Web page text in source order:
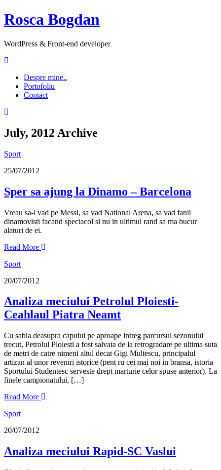
Rosca Bogdan
WordPress & Front-end developer
Despre mine..
Portofoliu
Contact
July, 2012 Archive
Sport
25/07/2012
Sper sa ajung la Dinamo – Barcelona
Vreau sa-l vad pe Messi, sa vad National Arena, sa vad fanii
dinamovisti facand spectacol si nu in ultimul rand sa ma bucur
alaturi de ei.
Read More
Sport
20/07/2012
Analiza meciului Petrolul Ploiesti-
Ceahlaul Piatra Neamt
Cu sabia deasupra capului pe aproape intreg parcursul sezonului
trecut, Petrolul Ploiesti a fost salvata de la retrogradare pe ultima suta
de metri de catre nimeni altul decat Gigi Multescu, principalul
artizan al unor reveniri istorice (pent ru cei mai noi in bransa, istoria
Sportului Studentesc serveste drept marturie celor spuse anterior). La
finele campionatului, […]
Read More
Sport
20/07/2012
Analiza meciului Rapid-SC Vaslui